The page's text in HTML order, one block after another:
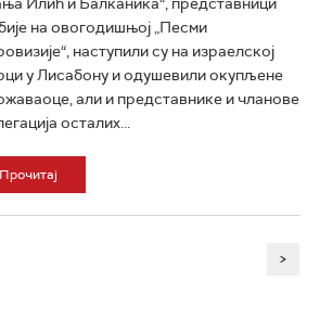
на овогодишњој „Песми
наступили су на израелској
у Лисабону и одушевили окупљене
али и представнике и чланове
осталих...
Прочитај
>